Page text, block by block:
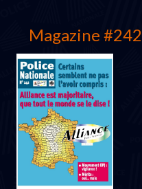
Mars 2004
Magazine #242